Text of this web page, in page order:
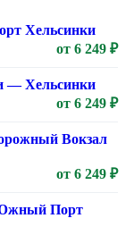
Хельсинки
от 6 249 ₽
— Хельсинки
от 6 249 ₽
Вокзал
от 6 249 ₽
Порт